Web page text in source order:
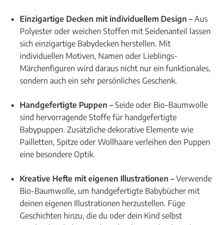
Einzigartige Decken mit individuellem Design –Aus
Polyester oder weichen Stoffen mit Seidenanteil lassen
sich einzigartige Babydecken herstellen. Mit
individuellen Motiven, Namen oder Lieblings-
Märchenfiguren wird daraus nicht nur ein funktionales,
sondern auch ein sehr persönliches Geschenk.
Handgefertigte Puppen –Seide oder Bio-Baumwolle
sind hervorragende Stoffe für handgefertigte
Babypuppen. Zusätzliche dekorative Elemente wie
Pailletten, Spitze oder Wollhaare verleihen den Puppen
eine besondere Optik.
Kreative Hefte mit eigenen Illustrationen –Verwende
Bio-Baumwolle, um handgefertigte Babybücher mit
deinen eigenen Illustrationen herzustellen. Füge
Geschichten hinzu, die du oder dein Kind selbst